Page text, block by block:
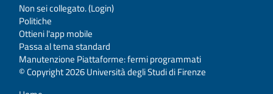
Non sei collegato. (Login)
Politiche
Ottieni l'app mobile
Passa al tema standard
Manutenzione Piattaforme: fermi programmati
© Copyright 2026 Università degli Studi di Firenze